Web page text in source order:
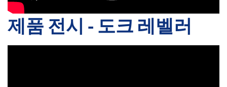
제품 전시 - 도크 레벨러